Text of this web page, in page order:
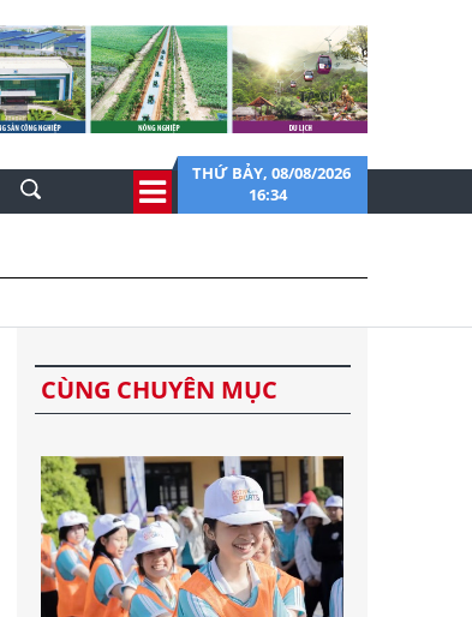
THỨ BẢY, 08/08/2026
16:34
CÙNG CHUYÊN MỤC